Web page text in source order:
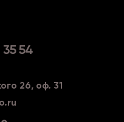
54
26, оф. 31
.ru